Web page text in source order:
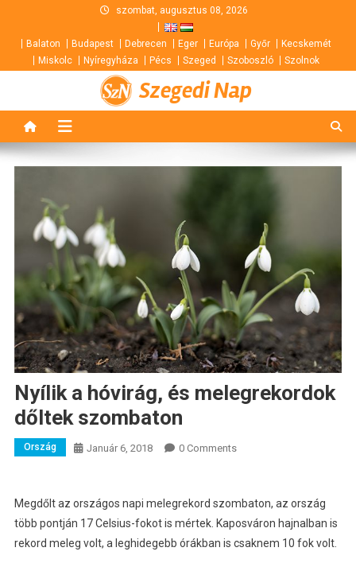
content
szombat, augusztus 08, 2026
Balaton Budapest Debrecen Eger Európa Győr
Kecskemét
Miskolc
Nyíregyháza Pécs Szeged Szoboszló Szolnok
Szegedi Nap
Nyílik a hóvirág, és melegrekordok
dőltek szombaton
Ország Január 6, 2018 0 Comments
Megdőlt az országos napi melegrekord szombaton, az ország
több pontján 17 Celsius-fokot is mértek. Kaposváron hajnalban is
rekord meleg volt, a leghidegebb órákban is csaknem 10 fok volt.